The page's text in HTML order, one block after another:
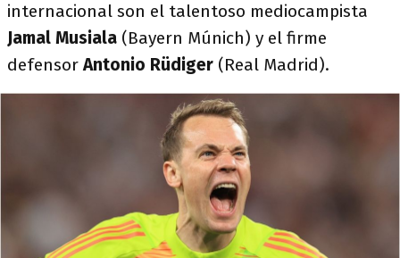
internacional son el talentoso mediocampista
Jamal Musiala (Bayern Múnich) y el firme
defensorAntonio Rüdiger (Real Madrid).